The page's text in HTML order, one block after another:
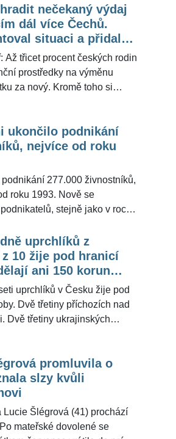
dramaturgyně
po odchodu z ČT věnuje
Šatník, který pomáhá
novém roce vrátí k »oboru«.
moderátorku oslovila s
co ji v profesním životě v
to," uvedla Fridrichová.
nečekaný výdaj
dál více Čechů.
situaci a přidal
polepšit
Až třicet procent českých rodin
prostředky na výměnu
za nový. Kromě toho si
19,7 procenta lidí. Tyto
potíže, s nimiž se
denně potýká, což může
jejich životní standard a
»nedobrá«
statistický úřad,
ukončilo podnikání
nejvíce od roku
277.000 živnostníků,
roku 1993. Nově se
stejně jako v roce
českých firem Merk.cz. K
ní vedla nejistá
nákladů i vyšší
podobě povinných datových
uprchlíků z
10 žije pod hranicí
ani 150 korun
někteří berou
uprchlíků v Česku žije pod
Dvě třetiny příchozích nad
Dvě třetiny ukrajinských
kvalifikací. Výsledky
výzkumu Hlas Ukrajinců
PAQ Research (PAQ).
jiné posílit kurzy češtiny,
práce i kontroly.
dávky. Podle
promluvila o
slzy kvůli
Lucie Šlégrová (41) prochází
mateřské dovolené se